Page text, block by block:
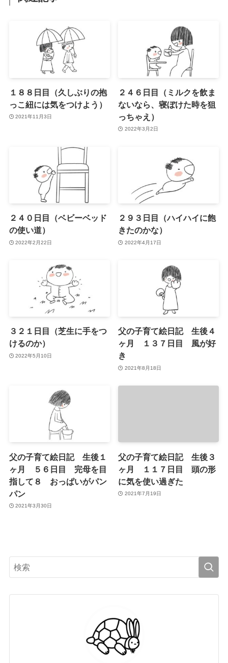
１８８日目（久しぶりの抱
っこ紐には気をつけよう）
2021年11月3日
２４６日目（ミルクを飲ま
ないなら、寝ぼけた時を狙
っちゃえ）
2022年3月2日
２４０日目（ベビーベッド
の使い道）
2022年2月22日
２９３日目（ハイハイに飽
きたのかな）
2022年4月17日
３２１日目（芝生に手をつ
けるのか）
2022年5月10日
父の子育て絵日記 生後４
ヶ月 １３７日目 風が好
き
2021年8月18日
父の子育て絵日記 生後１
ヶ月 ５６日目 完母を目
指して８ おっぱいがパン
パン
2021年3月30日
父の子育て絵日記 生後３
ヶ月 １１７日目 頭の形
に気を使い過ぎた
2021年7月19日